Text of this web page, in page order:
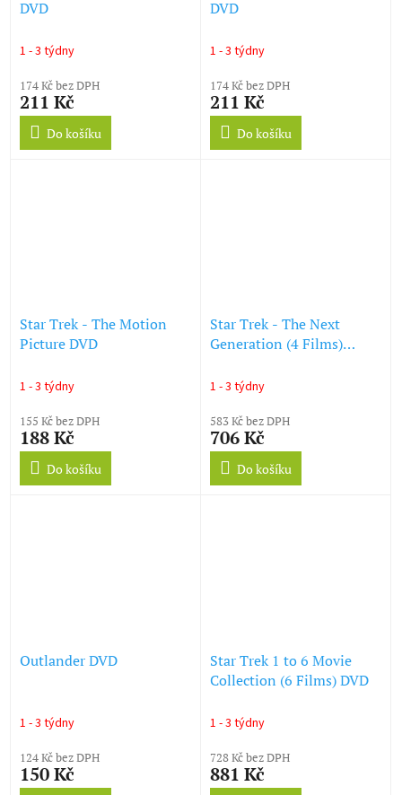
DVD
1 - 3 týdny
174 Kč bez DPH
211 Kč
Do košíku
DVD
1 - 3 týdny
174 Kč bez DPH
211 Kč
Do košíku
Star Trek - The Motion
Picture DVD
1 - 3 týdny
155 Kč bez DPH
188 Kč
Do košíku
Star Trek - The Next
Generation (4 Films)
1 - 3 týdny
583 Kč bez DPH
706 Kč
Do košíku
Outlander DVD
1 - 3 týdny
124 Kč bez DPH
150 Kč
Star Trek 1 to 6 Movie
Collection (6 Films) DVD
1 - 3 týdny
728 Kč bez DPH
881 Kč